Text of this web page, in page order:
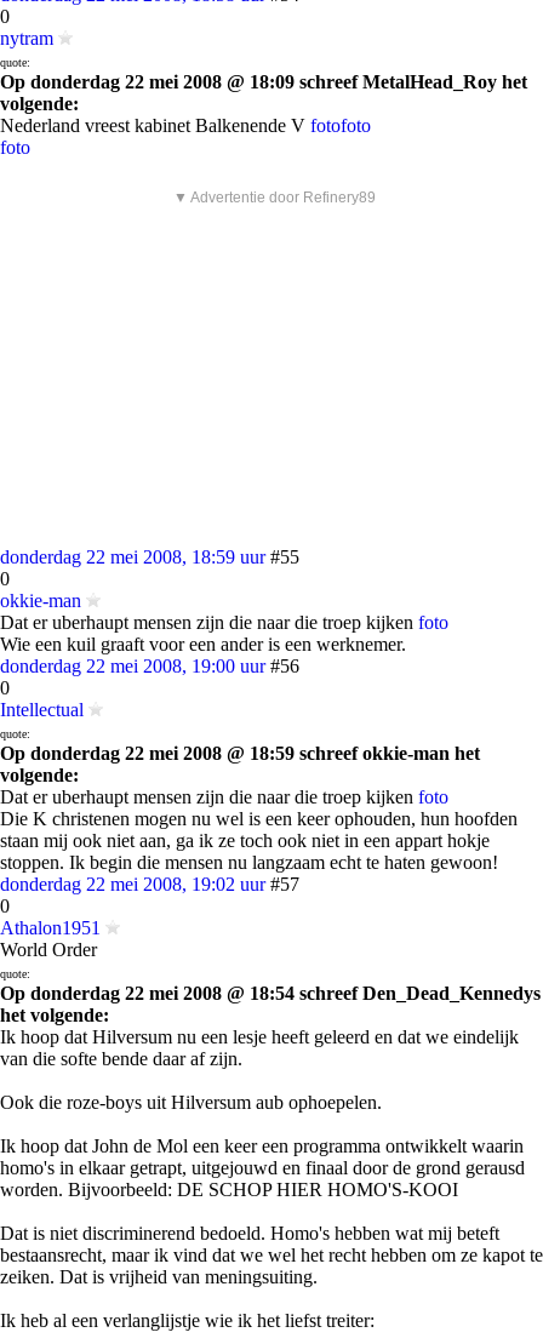
0
nytram
quote:
Op donderdag 22 mei 2008 @ 18:09 schreef MetalHead_Roy het
volgende:
Nederland vreest kabinet Balkenende V fotofoto
foto
▼ Advertentie door Refinery89
donderdag 22 mei 2008, 18:59 uur #55
0
okkie-man
Dat er uberhaupt mensen zijn die naar die troep kijken foto
Wie een kuil graaft voor een ander is een werknemer.
donderdag 22 mei 2008, 19:00 uur #56
0
Intellectual
quote:
Op donderdag 22 mei 2008 @ 18:59 schreef okkie-man het
volgende:
Dat er uberhaupt mensen zijn die naar die troep kijken foto
Die K christenen mogen nu wel is een keer ophouden, hun hoofden
staan mij ook niet aan, ga ik ze toch ook niet in een appart hokje
stoppen. Ik begin die mensen nu langzaam echt te haten gewoon!
donderdag 22 mei 2008, 19:02 uur #57
0
Athalon1951
World Order
quote:
Op donderdag 22 mei 2008 @ 18:54 schreef Den_Dead_Kennedys
het volgende:
Ik hoop dat Hilversum nu een lesje heeft geleerd en dat we eindelijk
van die softe bende daar af zijn.
Ook die roze-boys uit Hilversum aub ophoepelen.
Ik hoop dat John de Mol een keer een programma ontwikkelt waarin
homo's in elkaar getrapt, uitgejouwd en finaal door de grond gerausd
worden. Bijvoorbeeld: DE SCHOP HIER HOMO'S-KOOI
Dat is niet discriminerend bedoeld. Homo's hebben wat mij beteft
bestaansrecht, maar ik vind dat we wel het recht hebben om ze kapot te
zeiken. Dat is vrijheid van meningsuiting.
Ik heb al een verlanglijstje wie ik het liefst treiter: